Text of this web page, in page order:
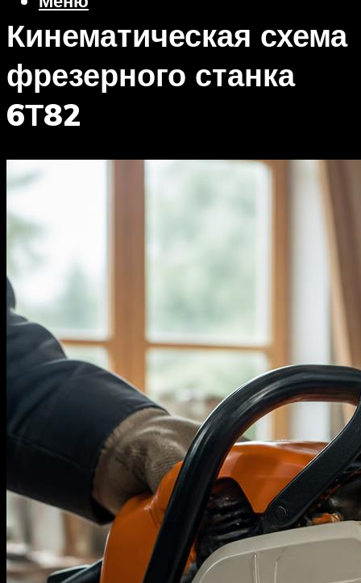
Кинематическая схема
фрезерного станка
6Т82